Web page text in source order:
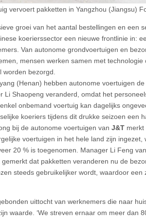
vervoert pakketten in Yangzhou (Jiangsu)
groei van het aantal bestellingen en een
koerierssector een nieuwe frontlinie in:
Van autonome grondvoertuigen en
mensen werken samen met
bezorgd.
(Henan) hebben autonome voertuigen
Li Shaopeng veranderd, omdat het
onbemand voertuig kan dagelijks
koeriers tijdens dit drukke seizoen een
bij de autonome voertuigen van J&T merkt
voertuigen in het hele land zijn ingezet,
20 % is toegenomen. Manager Li Feng
dat pakketten veranderen nu de
steeds gebruikelijker wordt, waardoor een
uittocht van werknemers die naar
waarde. ‘We streven ernaar om meer dan